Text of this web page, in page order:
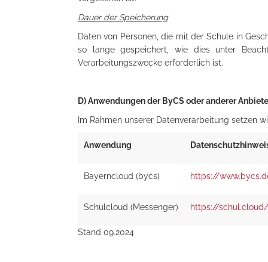
Dauer der Speicherung
Daten von Personen, die mit der Schule in
so lange gespeichert, wie dies unter
Verarbeitungszwecke erforderlich ist.
D) Anwendungen der ByCS oder anderer
Im Rahmen unserer Datenverarbeitung setzen
Anwendung
Bayerncloud (bycs) https://
Schulcloud (Messenger) https://
Stand 09.2024